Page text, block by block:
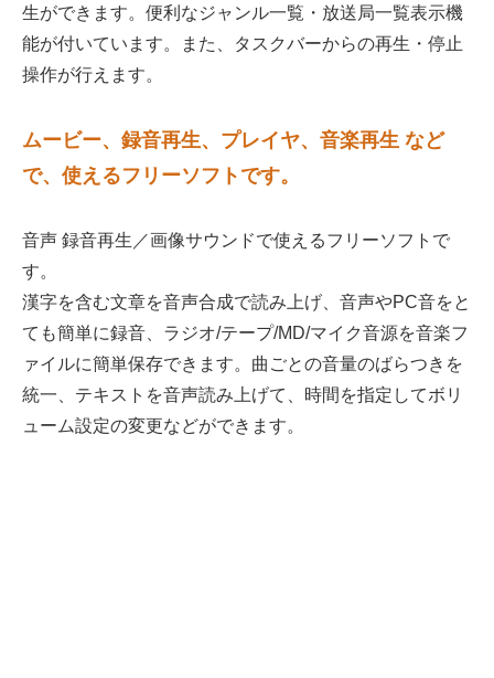
生ができます。便利なジャンル一覧・放送局一覧表示機
能が付いています。また、タスクバーからの再生・停止
操作が行えます。
ムービー、録音再生、プレイヤ、音楽再生 など
で、使えるフリーソフトです。
音声 録音再生／画像サウンドで使えるフリーソフトで
す。
漢字を含む文章を音声合成で読み上げ、音声やPC音をと
ても簡単に録音、ラジオ/テープ/MD/マイク音源を音楽フ
ァイルに簡単保存できます。曲ごとの音量のばらつきを
統一、テキストを音声読み上げて、時間を指定してボリ
ューム設定の変更などができます。